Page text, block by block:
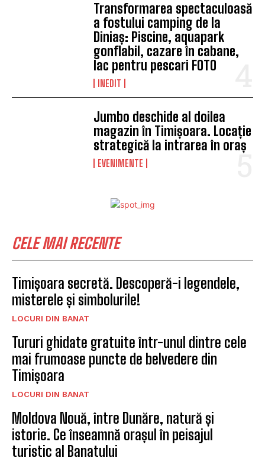
Transformarea spectaculoasă
a fostului camping de la
Diniaș: Piscine, aquapark
gonflabil, cazare în cabane,
lac pentru pescari FOTO
INEDIT
Jumbo deschide al doilea
magazin în Timișoara. Locație
strategică la intrarea în oraș
EVENIMENTE
CELE MAI RECENTE
Timișoara secretă. Descoperă-i legendele,
misterele și simbolurile!
LOCURI DIN BANAT
Tururi ghidate gratuite într-unul dintre cele
mai frumoase puncte de belvedere din
Timișoara
LOCURI DIN BANAT
Moldova Nouă, între Dunăre, natură și
istorie. Ce înseamnă orașul în peisajul
turistic al Banatului